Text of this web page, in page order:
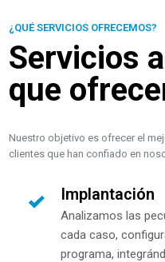
¿QUÉ SERVICIOS OFRECEMOS?
Servicios
que
Nuestro objetivo es ofrecer el
clientes que han confiado en
Implantación
Analizamos las
cada caso,
programa,